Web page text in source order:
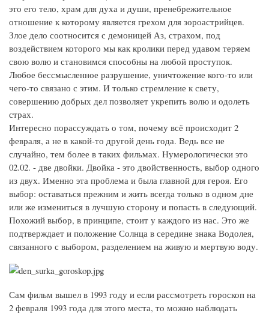
это его тело, храм для духа и души, пренебрежительное
отношение к которому является грехом для зороастрийцев.
Злое дело соотносится с демоницей Аз, страхом, под
воздействием которого мы как кролики перед удавом теряем
свою волю и становимся способны на любой проступок.
Любое бессмысленное разрушение, уничтожение кого-то или
чего-то связано с этим. И только стремление к свету,
совершению добрых дел позволяет укрепить волю и одолеть
страх.
Интересно порассуждать о том, почему всё происходит 2
февраля, а не в какой-то другой день года. Ведь все не
случайно, тем более в таких фильмах. Нумерологически это
02.02. - две двойки. Двойка - это двойственность, выбор одного
из двух. Именно эта проблема и была главной для героя. Его
выбор: оставаться прежним и жить всегда только в одном дне
или же измениться в лучшую сторону и попасть в следующий.
Похожий выбор, в принципе, стоит у каждого из нас. Это же
подтверждает и положение Солнца в середине знака Водолея,
связанного с выбором, разделением на живую и мертвую воду.
Сам фильм вышел в 1993 году и если рассмотреть гороскоп на
2 февраля 1993 года для этого места, то можно наблюдать